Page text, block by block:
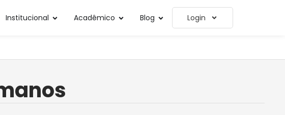
Institucional Acadêmico Blog Login